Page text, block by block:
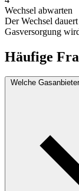
Wechsel abwarten
Der Wechsel
Gasversorgung
Häufige
Welche